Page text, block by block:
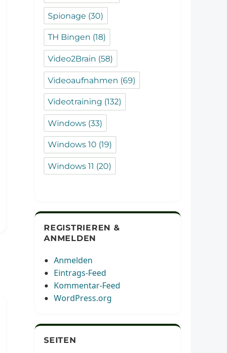
Spionage (30)
TH Bingen (18)
Video2Brain (58)
Videoaufnahmen (69)
Videotraining (132)
Windows (33)
Windows 10 (19)
Windows 11 (20)
REGISTRIEREN &
ANMELDEN
Anmelden
Eintrags-Feed
Kommentar-Feed
WordPress.org
SEITEN